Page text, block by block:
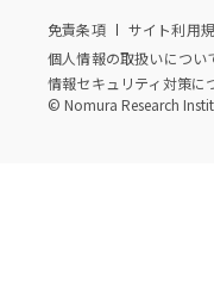
免責条項 サイト利用
個人情報の取扱いについ
情報セキュリティ対策に
© Nomura Research